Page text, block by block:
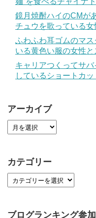
鏡月焼酎ハイのCMが
チュウを歌っている女
ふわふわ耳ゴムのマ
いる黄色い服の女性
キャリアつくってサ
しているショートカ
アーカイブ
カテゴリー
ブログランキング参